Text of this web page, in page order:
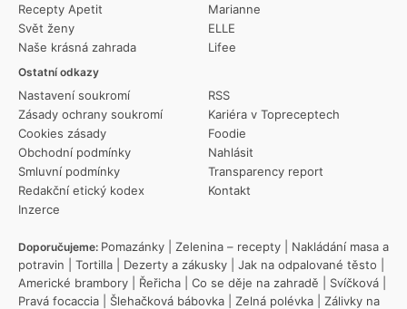
Recepty Apetit
Svět ženy
Naše krásná zahrada
Ostatní odkazy
Nastavení soukromí
Zásady ochrany soukromí
Cookies zásady
Obchodní podmínky
Smluvní podmínky
Redakční etický kodex
Inzerce
RSS
Kariéra v Topreceptech
Foodie
Nahlásit
Transparency report
Kontakt
Marianne
ELLE
Lifee
Doporučujeme: Pomazánky Zelenina – recepty
Nakládání masa a
potravin
Tortilla Dezerty a zákusky Jak na odpalované těsto
Americké brambory
Řeřicha Co se děje na zahradě Svíčková
Pravá focaccia
Šlehačková bábovka Zelná polévka
Zálivky na